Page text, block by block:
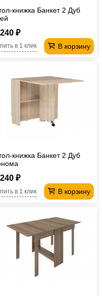
книжка Банкет 2 Дуб
₽
В корзину
в 1 клик
книжка Банкет 2 Дуб
₽
В корзину
в 1 клик